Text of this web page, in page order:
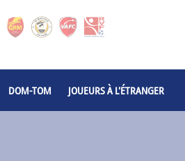
DOM-TOM JOUEURS À L'ÉTRANGER